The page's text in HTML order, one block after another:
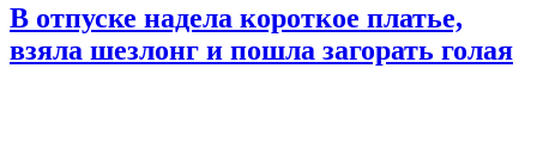
В отпуске надела короткое платье,
взяла шезлонг и пошла загорать голая